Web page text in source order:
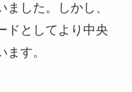
した。しかし、
ドとしてより中央
す。